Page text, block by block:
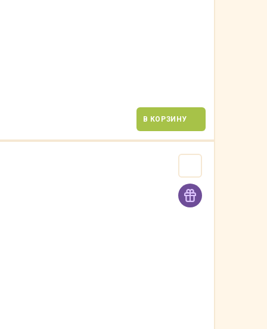
В КОРЗИНУ